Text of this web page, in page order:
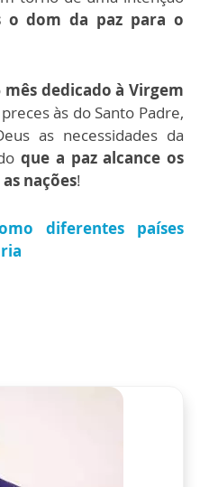
o dom da paz para o
mês dedicado à Virgem
às do Santo Padre,
as necessidades da
que a paz alcance os
nações!
diferentes países